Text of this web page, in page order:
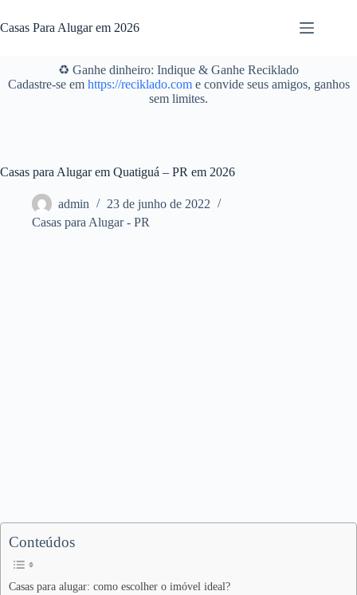
para
o
Casas Para Alugar em 2026
♻️ Ganhe dinheiro: Indique & Ganhe Reciklado
Cadastre-se em https://reciklado.come convide seus amigos, ganhos
sem limites.
Casas para Alugar em Quatiguá – PR em 2026
admin
23 de junho de 2022
Casas para Alugar - PR
Conteúdos
Casas para alugar: como escolher o imóvel ideal?